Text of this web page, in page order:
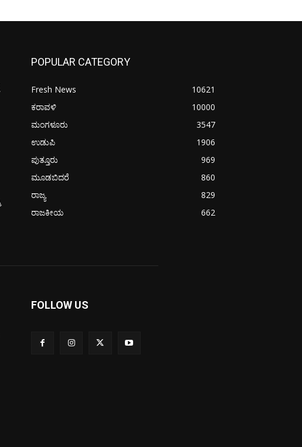
POPULAR CATEGORY
Fresh News
10621
ಕರಾವಳಿ
10000
ಮಂಗಳೂರು
3547
ಉಡುಪಿ
1906
ಪುತ್ತೂರು
969
ಮೂಡಬಿದರೆ
860
ರಾಜ್ಯ
829
ರಾಜಕೀಯ
662
FOLLOW US